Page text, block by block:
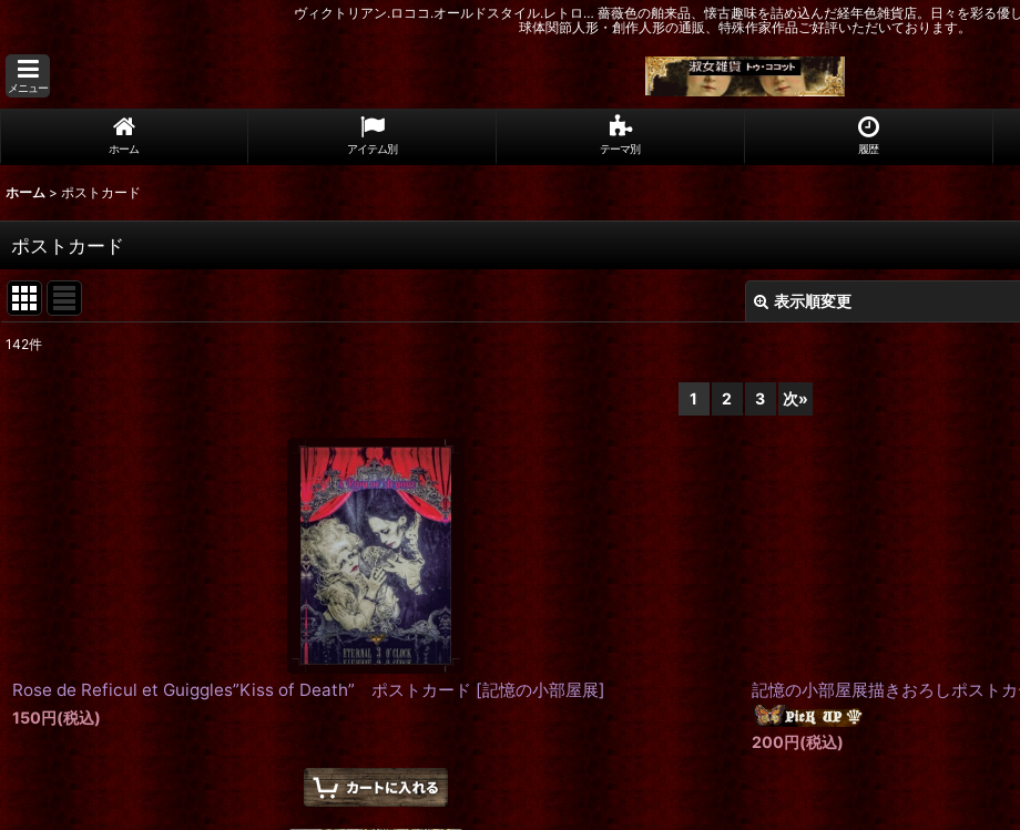
ヴィクトリアン.ロココ.オールドスタイル.レトロ… 薔薇色の舶来品、懐古趣味を詰め込んだ経年色雑貨店。日々を彩る優
球体関節人形・創作人形の通販、特殊作家作品ご好評いただいております。
メニュー
ホーム アイテム別 テーマ別 履歴
ホーム > ポストカード
ポストカード
表示順変更
在庫あり
142件
1 2 3 次»
Rose de Reficul et Guiggles”Kiss of Death” ポストカード [記憶の小部屋展]
150円(税込)
記憶の小部屋展描きおろしポスト
200円(税込)